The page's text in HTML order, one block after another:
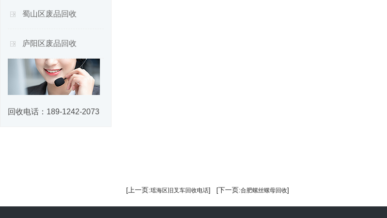
蜀山区废品回收
庐阳区废品回收
回收电话： 189-1242-2073
[上一页:瑶海区旧叉车回收电话] [下一页:合肥螺丝螺母回收]